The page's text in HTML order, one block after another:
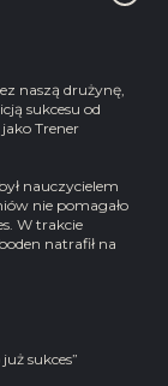
naszą drużynę,
sukcesu od
Trener
nauczycielem
nie pomagało
W trakcie
natrafił na
sukces”